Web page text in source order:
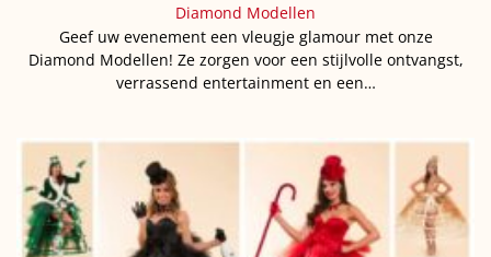
Diamond Modellen
Geef uw evenement een vleugje glamour met onze
Diamond Modellen! Ze zorgen voor een stijlvolle ontvangst,
verrassend entertainment en een…